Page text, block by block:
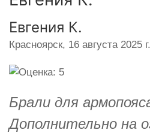
Евгения К.
Красноярск, 16 августа 2025 г.
Брали для
Дополнительно на